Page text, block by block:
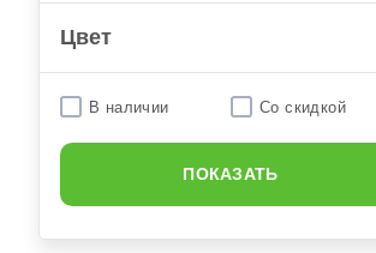
Крылья для велосипедов
Подставки, кронштейны
Ремкомплекты
Цвет
В наличии Со скидкой
ПОКАЗАТЬ